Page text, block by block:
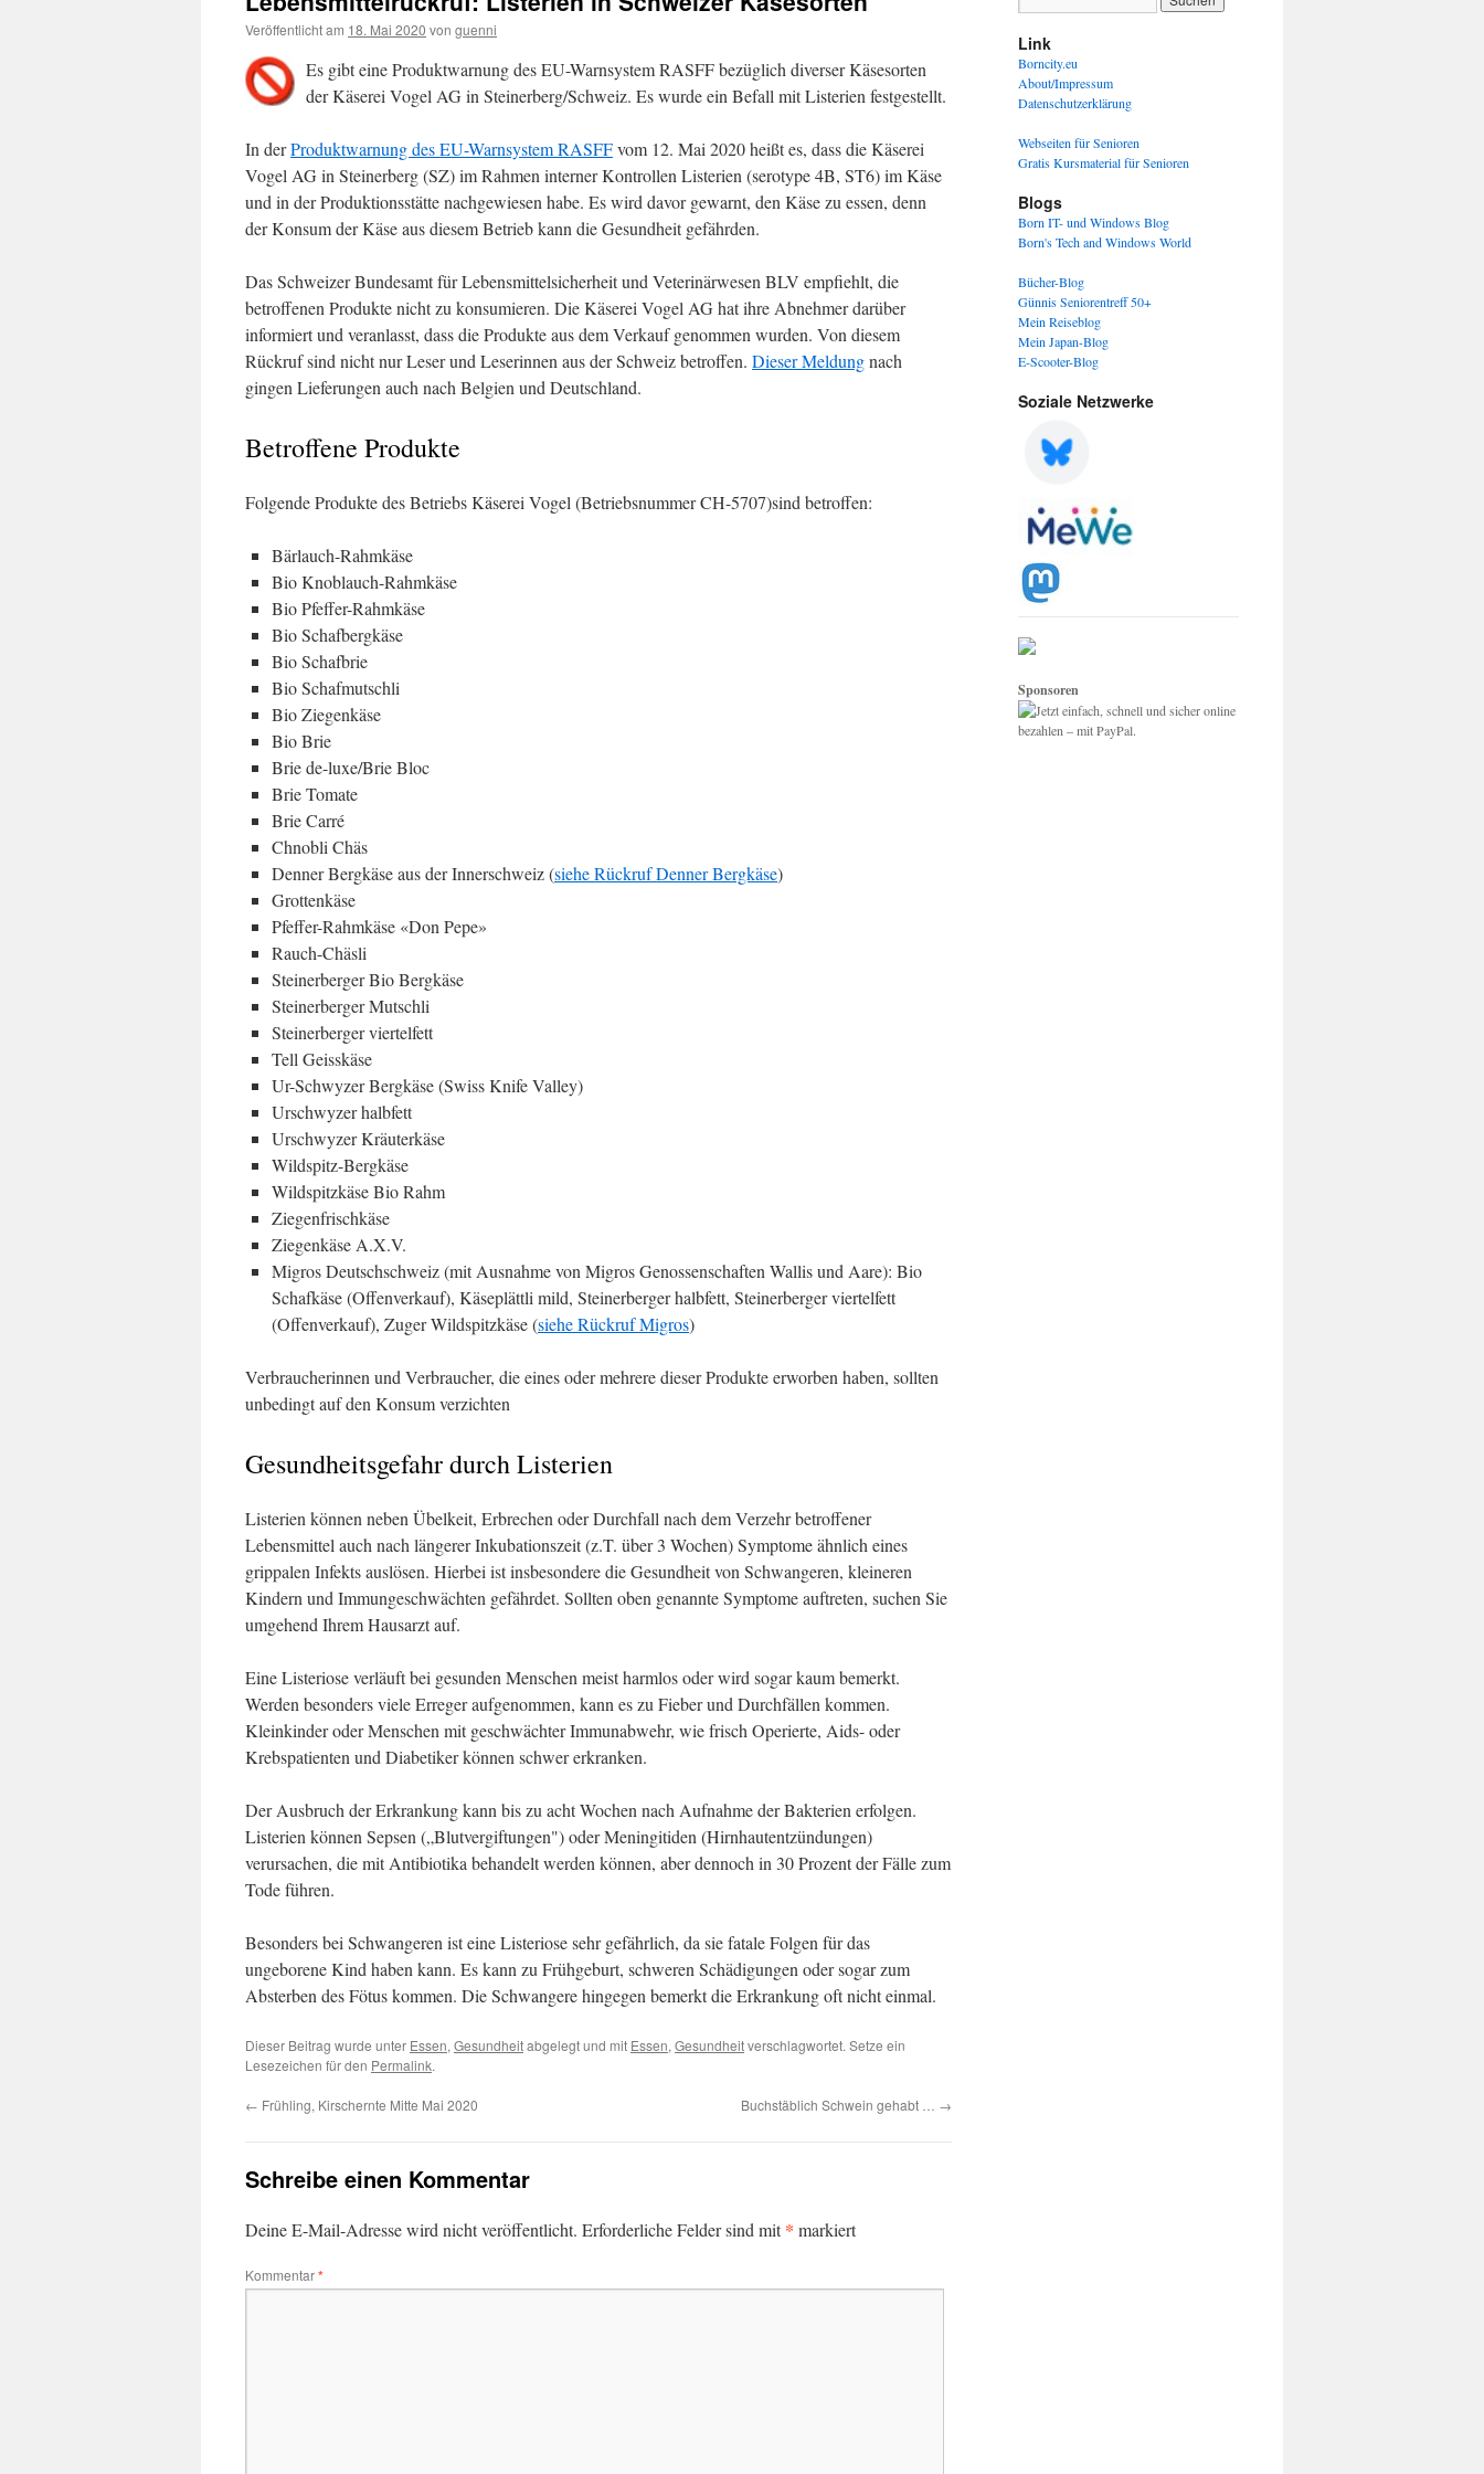
Veröffentlicht am 18. Mai 2020 von guenni
Es gibt eine Produktwarnung des EU-Warnsystem RASFF bezüglich diverser Käsesorten
der Käserei Vogel AG in Steinerberg/Schweiz. Es wurde ein Befall mit Listerien festgestellt.
In derProduktwarnung des EU-Warnsystem RASFFvom 12. Mai 2020 heißt es, dass die Käserei
Vogel AG in Steinerberg (SZ) im Rahmen interner Kontrollen Listerien (serotype 4B, ST6) im Käse
und in der Produktionsstätte nachgewiesen habe. Es wird davor gewarnt, den Käse zu essen, denn
der Konsum der Käse aus diesem Betrieb kann die Gesundheit gefährden.
Das Schweizer Bundesamt für Lebensmittelsicherheit und Veterinärwesen BLV empfiehlt, die
betroffenen Produkte nicht zu konsumieren. Die Käserei Vogel AG hat ihre Abnehmer darüber
informiert und veranlasst, dass die Produkte aus dem Verkauf genommen wurden. Von diesem
Rückruf sind nicht nur Leser und Leserinnen aus der Schweiz betroffen. Dieser Meldungnach
gingen Lieferungen auch nach Belgien und Deutschland.
Betroffene Produkte
Folgende Produkte des Betriebs Käserei Vogel (Betriebsnummer CH-5707)sind betroffen:
Bärlauch-Rahmkäse
Bio Knoblauch-Rahmkäse
Bio Pfeffer-Rahmkäse
Bio Schafbergkäse
Bio Schafbrie
Bio Schafmutschli
Bio Ziegenkäse
Bio Brie
Brie de-luxe/Brie Bloc
Brie Tomate
Brie Carré
Chnobli Chäs
Denner Bergkäse aus der Innerschweiz (siehe Rückruf Denner Bergkäse)
Grottenkäse
Pfeffer-Rahmkäse «Don Pepe»
Rauch-Chäsli
Steinerberger Bio Bergkäse
Steinerberger Mutschli
Steinerberger viertelfett
Tell Geisskäse
Ur-Schwyzer Bergkäse (Swiss Knife Valley)
Urschwyzer halbfett
Urschwyzer Kräuterkäse
Wildspitz-Bergkäse
Wildspitzkäse Bio Rahm
Ziegenfrischkäse
Ziegenkäse A.X.V.
Migros Deutschschweiz (mit Ausnahme von Migros Genossenschaften Wallis und Aare): Bio
Schafkäse (Offenverkauf), Käseplättli mild, Steinerberger halbfett, Steinerberger viertelfett
(Offenverkauf), Zuger Wildspitzkäse (siehe Rückruf Migros)
Verbraucherinnen und Verbraucher, die eines oder mehrere dieser Produkte erworben haben, sollten
unbedingt auf den Konsum verzichten
Gesundheitsgefahr durch Listerien
Listerien können neben Übelkeit, Erbrechen oder Durchfall nach dem Verzehr betroffener
Lebensmittel auch nach längerer Inkubationszeit (z.T. über 3 Wochen) Symptome ähnlich eines
grippalen Infekts auslösen. Hierbei ist insbesondere die Gesundheit von Schwangeren, kleineren
Kindern und Immungeschwächten gefährdet. Sollten oben genannte Symptome auftreten, suchen Sie
umgehend Ihrem Hausarzt auf.
Eine Listeriose verläuft bei gesunden Menschen meist harmlos oder wird sogar kaum bemerkt.
Werden besonders viele Erreger aufgenommen, kann es zu Fieber und Durchfällen kommen.
Kleinkinder oder Menschen mit geschwächter Immunabwehr, wie frisch Operierte, Aids- oder
Krebspatienten und Diabetiker können schwer erkranken.
Der Ausbruch der Erkrankung kann bis zu acht Wochen nach Aufnahme der Bakterien erfolgen.
Listerien können Sepsen („Blutvergiftungen") oder Meningitiden (Hirnhautentzündungen)
verursachen, die mit Antibiotika behandelt werden können, aber dennoch in 30 Prozent der Fälle zum
Tode führen.
Besonders bei Schwangeren ist eine Listeriose sehr gefährlich, da sie fatale Folgen für das
ungeborene Kind haben kann. Es kann zu Frühgeburt, schweren Schädigungen oder sogar zum
Absterben des Fötus kommen. Die Schwangere hingegen bemerkt die Erkrankung oft nicht einmal.
Dieser Beitrag wurde unter Essen, Gesundheitabgelegt und mit Essen, Gesundheitverschlagwortet. Setze ein
Lesezeichen für den Permalink.
← Frühling, Kirschernte Mitte Mai 2020 Buchstäblich Schwein gehabt … →
Schreibe einen Kommentar
Deine E-Mail-Adresse wird nicht veröffentlicht. Erforderliche Felder sind mit* markiert
Kommentar*
Link
Borncity.eu
About/Impressum
Datenschutzerklärung
Webseiten für Senioren
Gratis Kursmaterial für Senioren
Blogs
Born IT- und Windows Blog
Born's Tech and Windows World
Bücher-Blog
Günnis Seniorentreff 50+
Mein Reiseblog
Mein Japan-Blog
E-Scooter-Blog
Soziale Netzwerke
Sponsoren